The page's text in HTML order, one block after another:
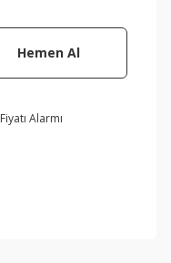
Hemen Al
Fiyatı Alarmı